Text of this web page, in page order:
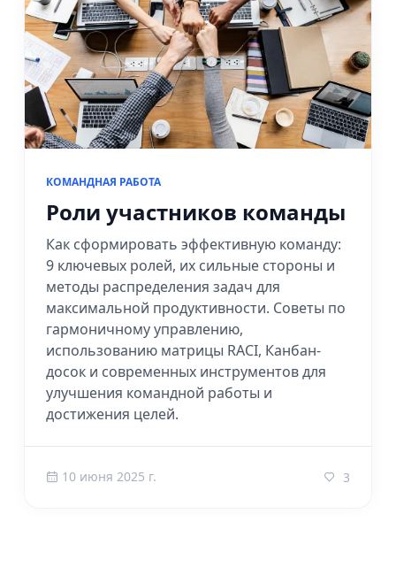
КОМАНДНАЯ РАБОТА
Роли участников команды
Как сформировать эффективную команду:
9 ключевых ролей, их сильные стороны и
методы распределения задач для
максимальной продуктивности. Советы по
гармоничному управлению,
использованию матрицы RACI, Канбан-
досок и современных инструментов для
улучшения командной работы и
достижения целей.
10 июня 2025 г. 3